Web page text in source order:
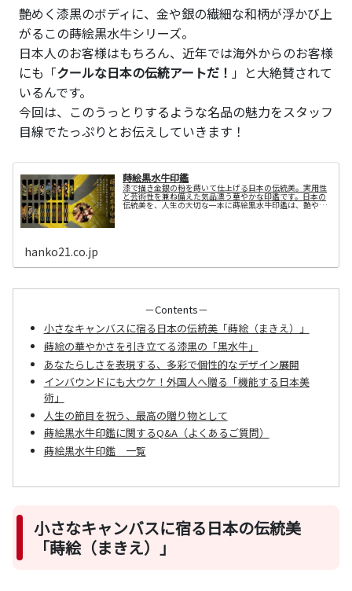
艶めく漆黒のボディに、金や銀の繊細な和柄が浮かび上
がるこの蒔絵黒水牛シリーズ。
日本人のお客様はもちろん、近年では海外からのお客様
にも「クールな日本の伝統アートだ！ 」と大絶賛されて
いるんです。
今回は、このうっとりするような名品の魅力をスタッフ
目線でたっぷりとお伝えしていきます！
蒔絵黒水牛印鑑
漆で描き金銀の粉を蒔いて仕上げる日本の伝統美。実用性
と芸術性を兼ね備えた気品漂う華やかな印鑑です。日本の
伝統美を、人生の大切な一本に蒔絵黒水牛印鑑は、艶やか
hanko21.co.jp
－Contents－
小さなキャンバスに宿る日本の伝統美「蒔絵（まきえ）」
蒔絵の華やかさを引き立てる漆黒の「黒水牛」
あなたらしさを表現する、多彩で個性的なデザイン展開
インバウンドにも大ウケ！外国人へ贈る「機能する日本美
術」
人生の節目を祝う、最高の贈り物として
蒔絵黒水牛印鑑に関するQ&A（よくあるご質問）
蒔絵黒水牛印鑑 一覧
小さなキャンバスに宿る日本の伝統美
「蒔絵（まきえ）」